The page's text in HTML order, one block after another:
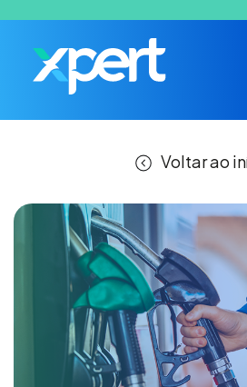
Voltar ao